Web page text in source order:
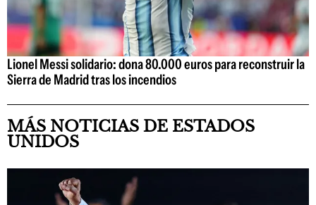
Lionel Messi solidario: dona 80.000 euros para reconstruir la
Sierra de Madrid tras los incendios
MÁS NOTICIAS DE ESTADOS
UNIDOS